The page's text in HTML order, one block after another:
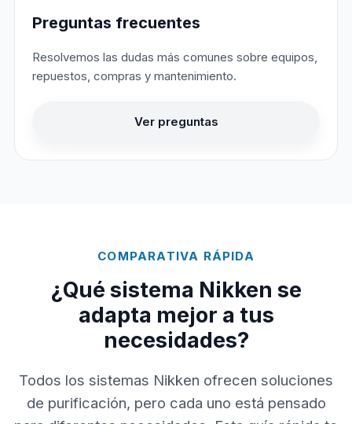
Preguntas frecuentes
Resolvemos las dudas más comunes sobre equipos,
repuestos, compras y mantenimiento.
Ver preguntas
COMPARATIVA RÁPIDA
¿Qué sistema Nikken se
adapta mejor a tus
necesidades?
Todos los sistemas Nikken ofrecen soluciones
de purificación, pero cada uno está pensado